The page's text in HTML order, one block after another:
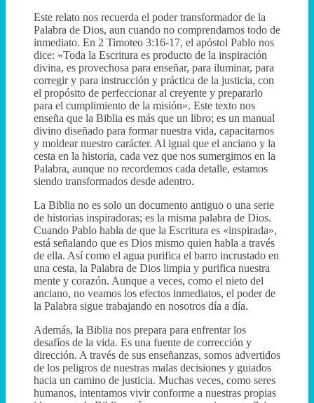
Este relato nos recuerda el poder transformador de la
Palabra de Dios, aun cuando no comprendamos todo de
inmediato. En 2 Timoteo 3:16-17, el apóstol Pablo nos
dice: «Toda la Escritura es producto de la inspiración
divina, es provechosa para enseñar, para iluminar, para
corregir y para instrucción y práctica de la justicia, con
el propósito de perfeccionar al creyente y prepararlo
para el cumplimiento de la misión». Este texto nos
enseña que la Biblia es más que un libro; es un manual
divino diseñado para formar nuestra vida, capacitarnos
y moldear nuestro carácter. Al igual que el anciano y la
cesta en la historia, cada vez que nos sumergimos en la
Palabra, aunque no recordemos cada detalle, estamos
siendo transformados desde adentro.
La Biblia no es solo un documento antiguo o una serie
de historias inspiradoras; es la misma palabra de Dios.
Cuando Pablo habla de que la Escritura es «inspirada»,
está señalando que es Dios mismo quien habla a través
de ella. Así como el agua purifica el barro incrustado en
una cesta, la Palabra de Dios limpia y purifica nuestra
mente y corazón. Aunque a veces, como el nieto del
anciano, no veamos los efectos inmediatos, el poder de
la Palabra sigue trabajando en nosotros día a día.
Además, la Biblia nos prepara para enfrentar los
desafíos de la vida. Es una fuente de corrección y
dirección. A través de sus enseñanzas, somos advertidos
de los peligros de nuestras malas decisiones y guiados
hacia un camino de justicia. Muchas veces, como seres
humanos, intentamos vivir conforme a nuestras propias